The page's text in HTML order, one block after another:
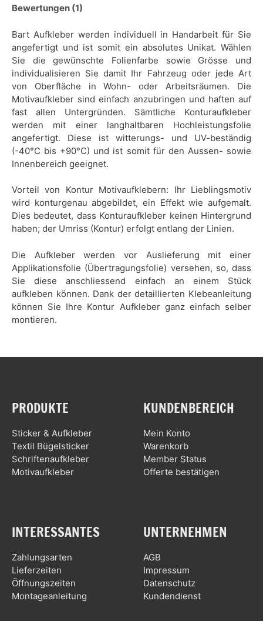
Bewertungen (1)
Bart Aufkleber werden individuell in Handarbeit für Sie
angefertigt und ist somit ein absolutes Unikat. Wählen
Sie die gewünschte Folienfarbe sowie Grösse und
individualisieren Sie damit Ihr Fahrzeug oder jede Art
von Oberfläche in Wohn- oder Arbeitsräumen. Die
Motivaufkleber sind einfach anzubringen und haften auf
fast allen Untergründen. Sämtliche Konturaufkleber
werden mit einer langhaltbaren Hochleistungsfolie
angefertigt. Diese ist witterungs- und UV-beständig
(-40°C bis +90°C) und ist somit für den Aussen- sowie
Innenbereich geeignet.
Vorteil von Kontur Motivaufklebern: Ihr Lieblingsmotiv
wird konturgenau abgebildet, ein Effekt wie aufgemalt.
Dies bedeutet, dass Konturaufkleber keinen Hintergrund
haben; der Umriss (Kontur) erfolgt entlang der Linien.
Die Aufkleber werden vor Auslieferung mit einer
Applikationsfolie (Übertragungsfolie) versehen, so, dass
Sie diese anschliessend einfach an einem Stück
aufkleben können. Dank der detaillierten Klebeanleitung
können Sie Ihre Kontur Aufkleber ganz einfach selber
montieren.
PRODUKTE
Sticker & Aufkleber
Textil Bügelsticker
Schriftenaufkleber
Motivaufkleber
KUNDENBEREICH
Mein Konto
Warenkorb
Member Status
Offerte bestätigen
INTERESSANTES
Zahlungsarten
Lieferzeiten
Öffnungszeiten
Montageanleitung
UNTERNEHMEN
AGB
Impressum
Datenschutz
Kundendienst